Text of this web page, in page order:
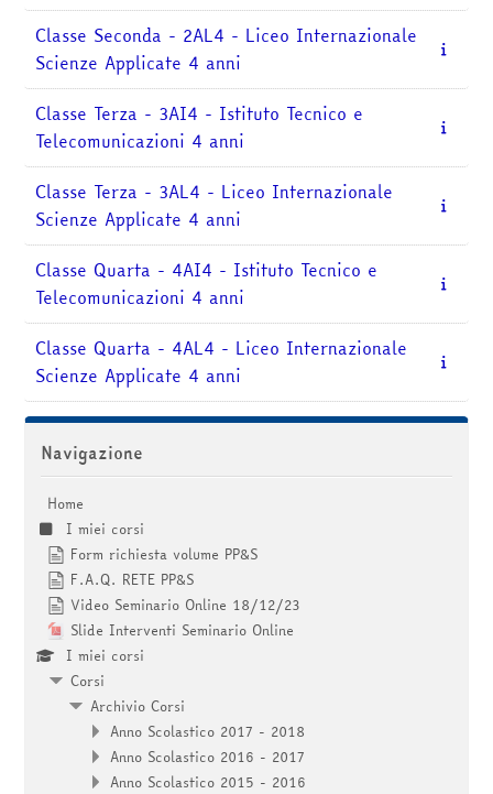
Classe Seconda - 2AL4 - Liceo Internazionale
Scienze Applicate 4 anni
Classe Terza - 3AI4 - Istituto Tecnico e
Telecomunicazioni 4 anni
Classe Terza - 3AL4 - Liceo Internazionale
Scienze Applicate 4 anni
Classe Quarta - 4AI4 - Istituto Tecnico e
Telecomunicazioni 4 anni
Classe Quarta - 4AL4 - Liceo Internazionale
Scienze Applicate 4 anni
Salta Navigazione
Navigazione
Home
I miei corsi
Form richiesta volume PP&S
F.A.Q. RETE PP&S
Video Seminario Online 18/12/23
Slide Interventi Seminario Online
I miei corsi
Corsi
Archivio Corsi
Anno Scolastico 2017 - 2018
Anno Scolastico 2016 - 2017
Anno Scolastico 2015 - 2016